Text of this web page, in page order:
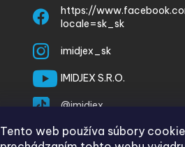
Tento web používa súbory
https://
locale=sk_sk
imidjex_sk
IMIDJEX S.R.O.
@imidjex